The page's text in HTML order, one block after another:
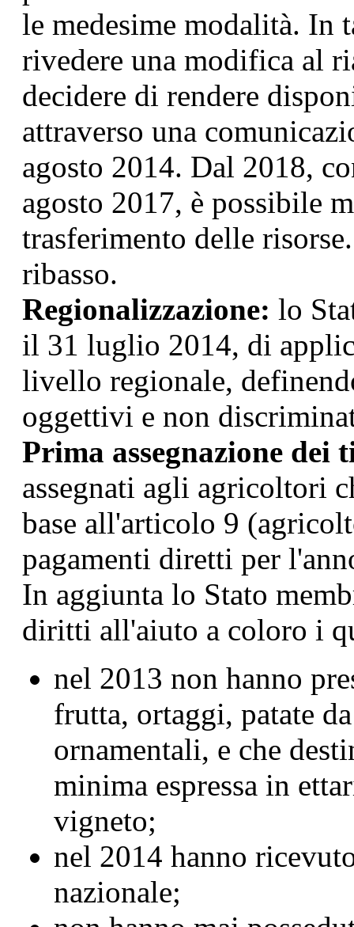
le medesime modalità. In
rivedere una modifica al
decidere di rendere
attraverso una
agosto 2014. Dal 2018,
agosto 2017, è possibile
trasferimento delle
ribasso.
Regionalizzazione: lo
il 31 luglio 2014, di
livello regionale,
oggettivi e non
Prima assegnazione dei
assegnati agli agricoltori
base all'articolo 9
pagamenti diretti per
In aggiunta lo Stato
diritti all'aiuto a coloro i
nel 2013 non hanno
frutta, ortaggi, patate
ornamentali, e che
minima espressa in
vigneto;
nel 2014 hanno
nazionale;